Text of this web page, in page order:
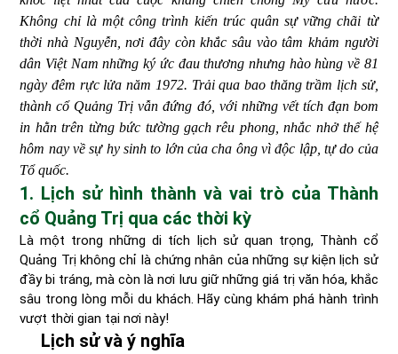
Không chỉ là một công trình kiến trúc quân sự vững chãi từ
thời nhà Nguyễn, nơi đây còn khắc sâu vào tâm khảm người
dân Việt Nam những ký ức đau thương nhưng hào hùng về 81
ngày đêm rực lửa năm 1972. Trải qua bao thăng trầm lịch sử,
thành cổ Quảng Trị vẫn đứng đó, với những vết tích đạn bom
in hằn trên từng bức tường gạch rêu phong, nhắc nhở thế hệ
hôm nay về sự hy sinh to lớn của cha ông vì độc lập, tự do của
Tổ quốc.
1. Lịch sử hình thành và vai trò của Thành
cổ Quảng Trị qua các thời kỳ
Là một trong những di tích lịch sử quan trọng, Thành cổ
Quảng Trị không chỉ là chứng nhân của những sự kiện lịch sử
đầy bi tráng, mà còn là nơi lưu giữ những giá trị văn hóa, khắc
sâu trong lòng mỗi du khách. Hãy cùng khám phá hành trình
vượt thời gian tại nơi này!
Lịch sử và ý nghĩa